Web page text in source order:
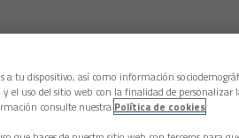
a tu dispositivo, así como información
el uso del sitio web con la finalidad de personalizar
consulte nuestra Política de cookies